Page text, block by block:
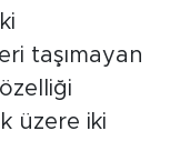
taşımayan
üzere iki